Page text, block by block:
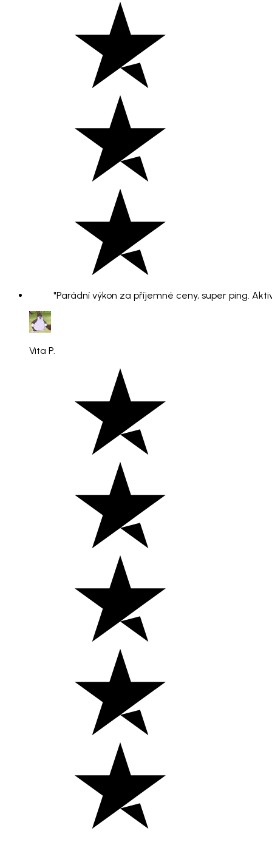
"Parádní výkon za příjemné ceny, super ping.
Vita P.